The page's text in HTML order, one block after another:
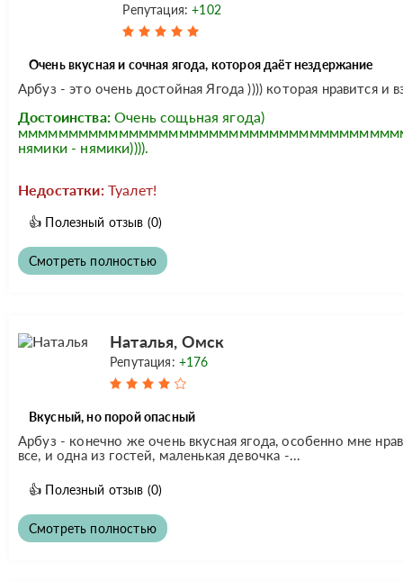
Репутация:+102
Очень вкусная и сочная ягода, котороя даёт нездержание
Арбуз - это очень достойная Ягода )))) которая нравится
Достоинства: Очень сощьная ягода)
нямики - нямики)))).
Недостатки: Туалет!
👍 Полезный отзыв (0)
Смотреть полностью
Наталья, Омск
Репутация: +176
Вкусный, но порой опасный
Арбуз - конечно же очень вкусная ягода, особенно мне
все, и одна из гостей, маленькая девочка -...
👍 Полезный отзыв (0)
Смотреть полностью